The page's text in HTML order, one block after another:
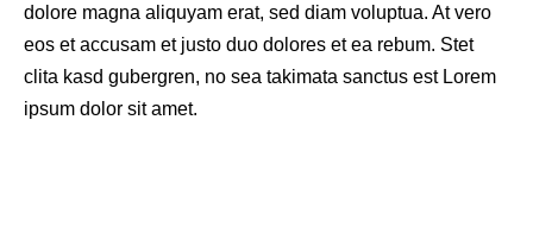
dolore magna aliquyam erat, sed diam voluptua. At vero
eos et accusam et justo duo dolores et ea rebum. Stet
clita kasd gubergren, no sea takimata sanctus est Lorem
ipsum dolor sit amet.